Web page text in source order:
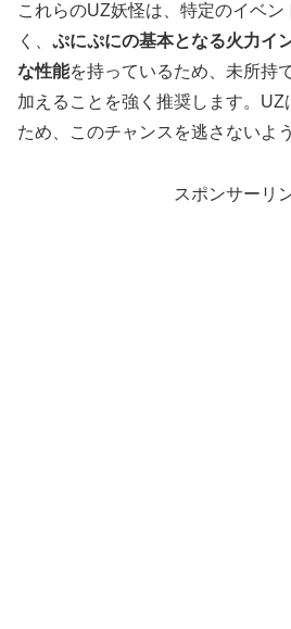
これらのUZ妖怪は、特定のイベン
く、 ぷにぷにの基本となる火力イ
な性能を持っているため、未所持
加えることを強く推奨します。UZ
ため、このチャンスを逃さないよ
スポンサーリ